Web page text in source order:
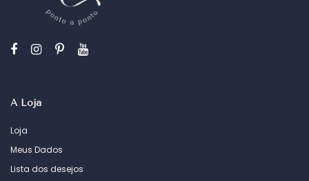
A Loja
Loja
Meus Dados
Lista dos desejos